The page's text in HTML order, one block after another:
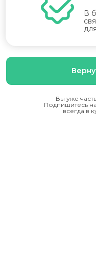
Вы уже
Подпишитесь
всегда в
В